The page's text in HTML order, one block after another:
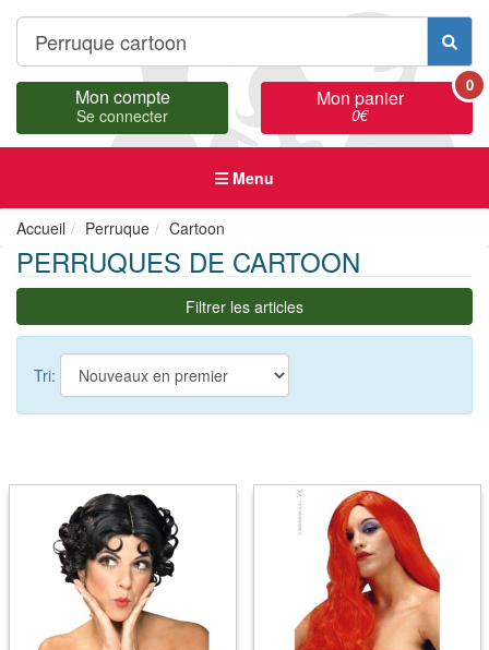
Mon compte
Se connecter
Mon panier
0€
0
Menu
Accueil Perruque Cartoon
PERRUQUES DE CARTOON
Filtrer les articles
Tri: